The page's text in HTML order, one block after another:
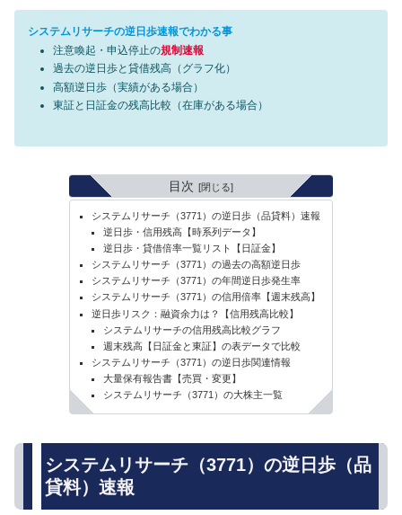
システムリサーチの逆日歩速報でわかる事
注意喚起・申込停止の規制速報
過去の逆日歩と貸借残高（グラフ化）
高額逆日歩（実績がある場合）
東証と日証金の残高比較（在庫がある場合）
目次
システムリサーチ（3771）の逆日歩（品貸料）速報
逆日歩・信用残高【時系列データ】
逆日歩・貸借倍率一覧リスト【日証金】
システムリサーチ（3771）の過去の高額逆日歩
システムリサーチ（3771）の年間逆日歩発生率
システムリサーチ（3771）の信用倍率【週末残高】
逆日歩リスク：融資余力は？【信用残高比較】
システムリサーチの信用残高比較グラフ
週末残高【日証金と東証】の表データで比較
システムリサーチ（3771）の逆日歩関連情報
大量保有報告書【売買・変更】
システムリサーチ（3771）の大株主一覧
システムリサーチ（3771）の逆日歩（品
貸料）速報